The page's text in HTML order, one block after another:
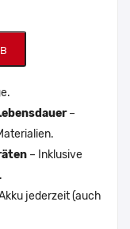
–
– Inklusive
jederzeit (auch